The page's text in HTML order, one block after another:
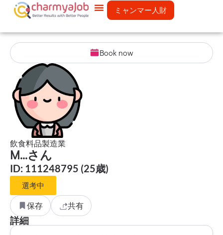
ミャンマー人財
Book now
飲食料品製造業
M...さん
ID: 111248795 (25歳)
選考中
保存 共有
詳細